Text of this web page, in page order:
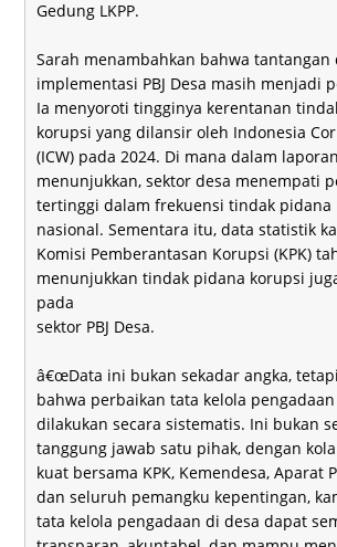
Gedung LKPP.
Sarah menambahkan bahwa tantangan
implementasi PBJ Desa masih menjadi
Ia menyoroti tingginya kerentanan
korupsi yang dilansir oleh Indonesia
(ICW) pada 2024. Di mana dalam
menunjukkan, sektor desa menempati
tertinggi dalam frekuensi tindak pidana
nasional. Sementara itu, data statistik
Komisi Pemberantasan Korupsi (KPK)
menunjukkan tindak pidana korupsi
pada
sektor PBJ Desa.
â€œData ini bukan sekadar angka,
bahwa perbaikan tata kelola
dilakukan secara sistematis. Ini bukan
tanggung jawab satu pihak, dengan
kuat bersama KPK, Kemendesa, Aparat
dan seluruh pemangku kepentingan,
tata kelola pengadaan di desa dapat